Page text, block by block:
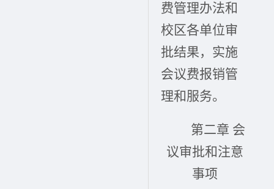
费管理办法和
校区各单位审
批结果，实施
会议费报销管
理和服务。
第二章 会
议审批和注意
事项